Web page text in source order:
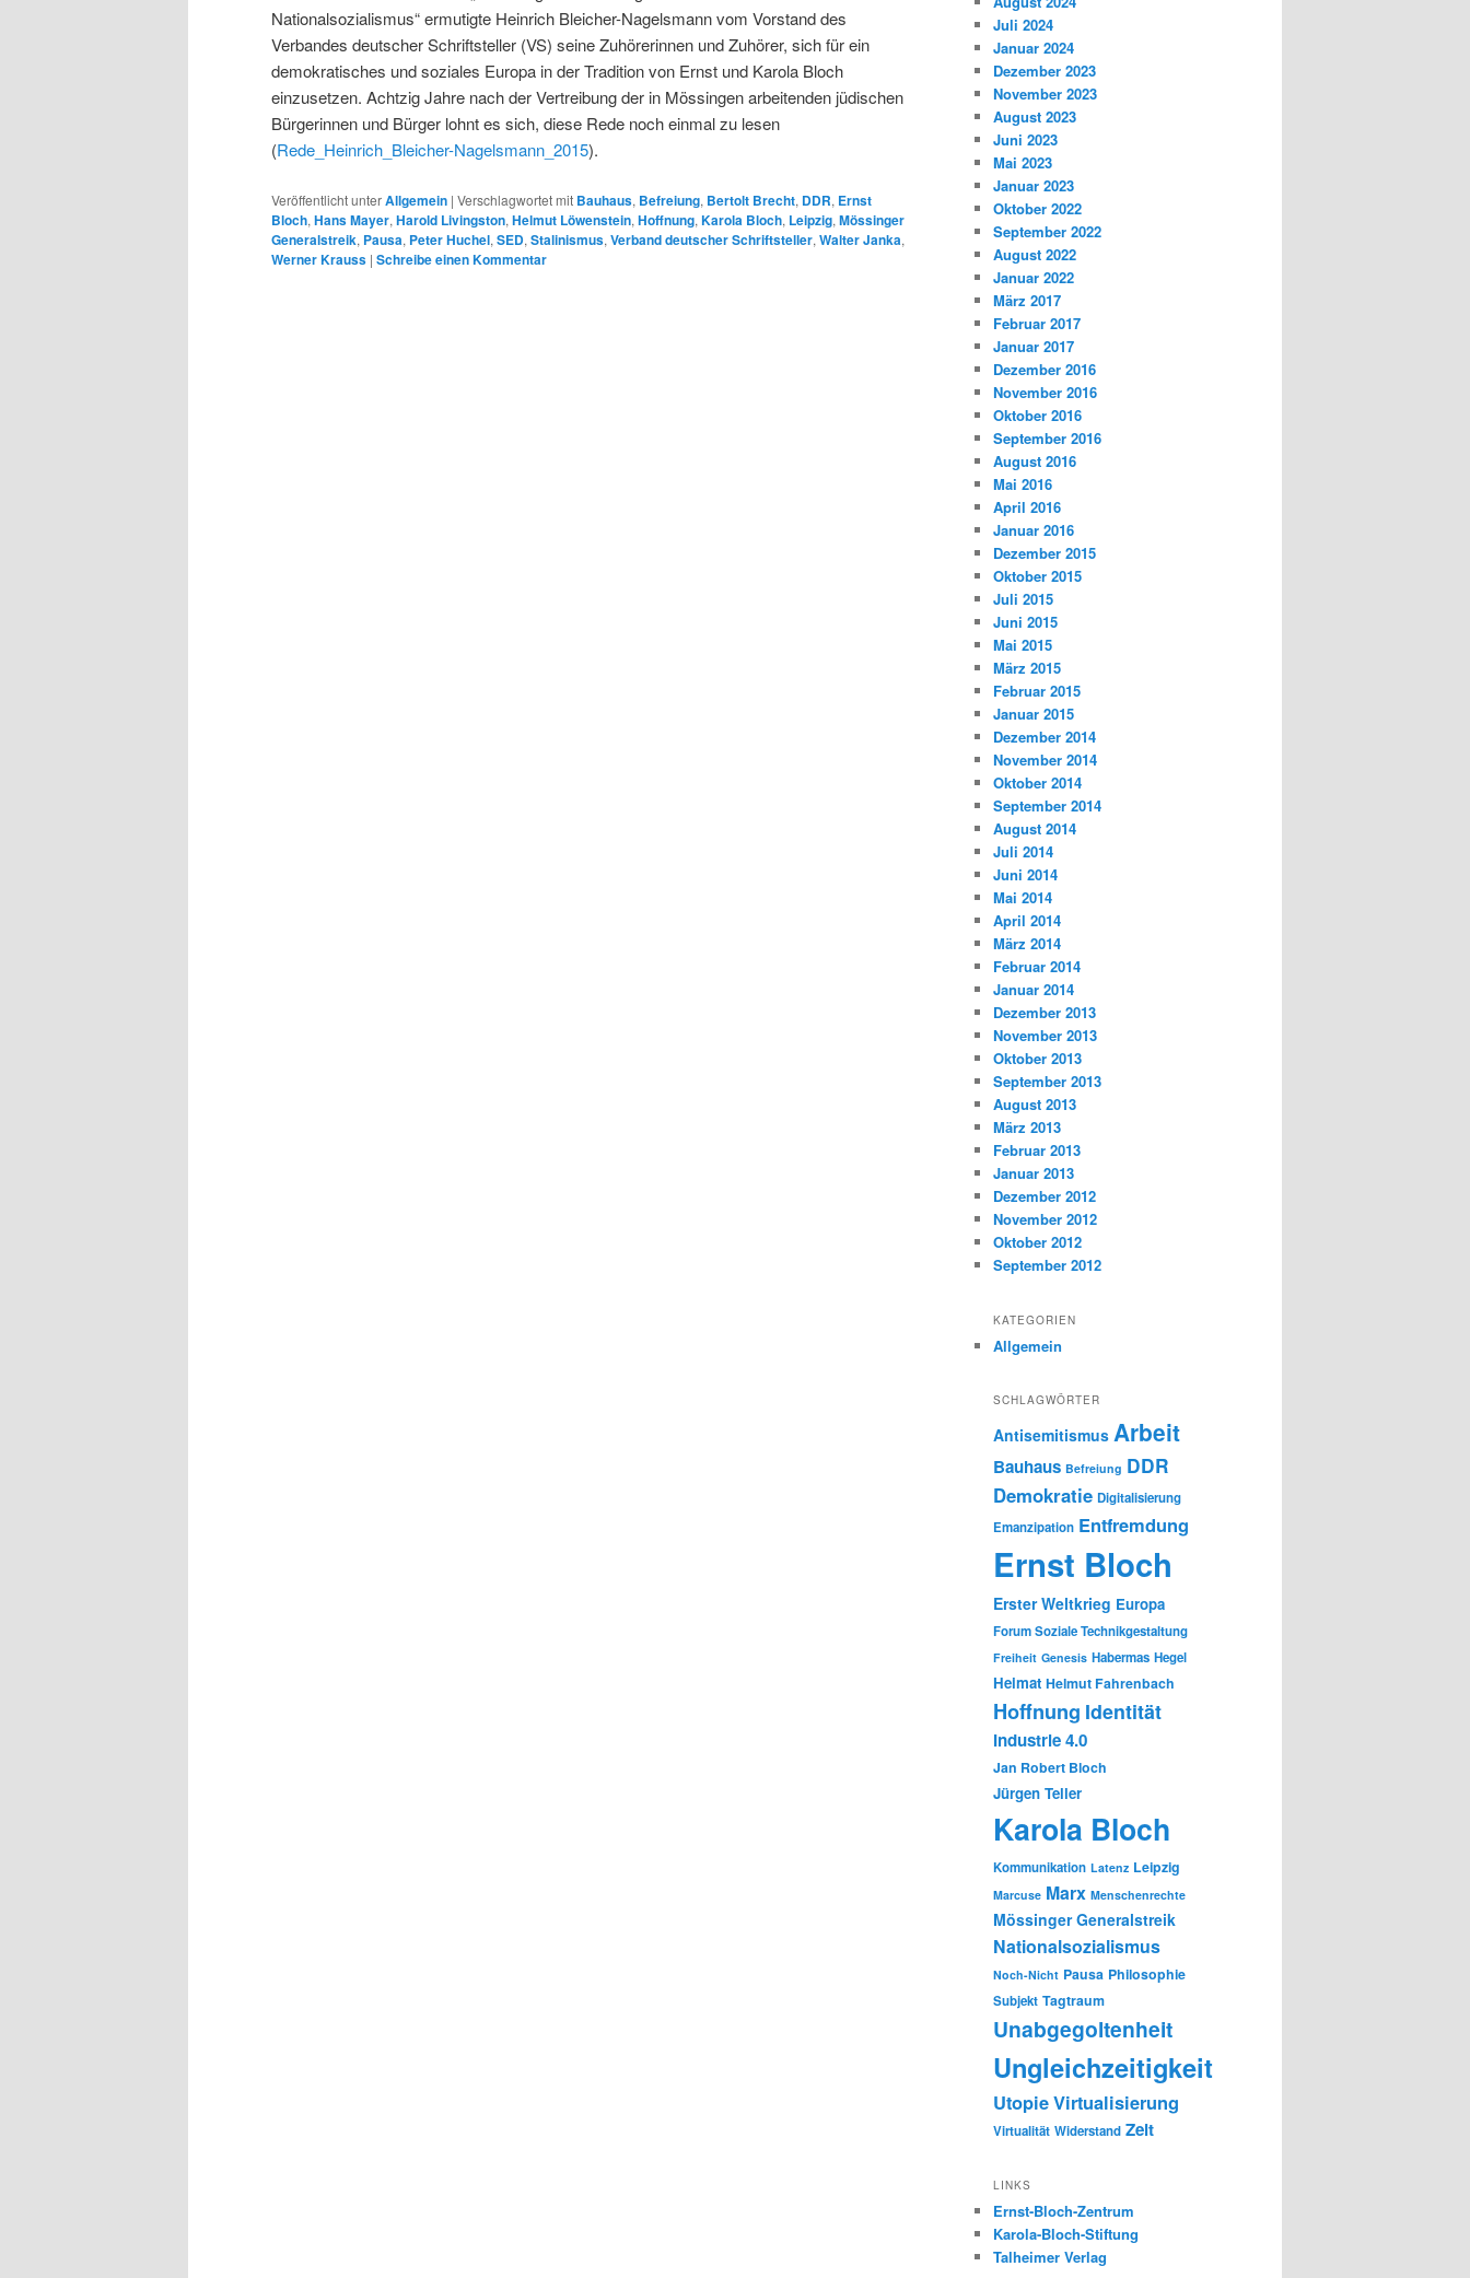
Nationalsozialismus“ ermutigte Heinrich Bleicher-Nagelsmann vom Vorstand des
Verbandes deutscher Schriftsteller (VS) seine Zuhörerinnen und Zuhörer, sich für ein
demokratisches und soziales Europa in der Tradition von Ernst und Karola Bloch
einzusetzen. Achtzig Jahre nach der Vertreibung der in Mössingen arbeitenden jüdischen
Bürgerinnen und Bürger lohnt es sich, diese Rede noch einmal zu lesen
(Rede_Heinrich_Bleicher-Nagelsmann_2015).
Veröffentlicht unterAllgemein | Verschlagwortet mit Bauhaus, Befreiung, Bertolt Brecht, DDR, Ernst
Bloch, Hans Mayer, Harold Livingston, Helmut Löwenstein, Hoffnung, Karola Bloch, Leipzig, Mössinger
Generalstreik, Pausa, Peter Huchel, SED, Stalinismus, Verband deutscher Schriftsteller, Walter Janka,
Werner Krauss | Schreibe einen Kommentar
Juli 2024
Januar 2024
Dezember 2023
November 2023
August 2023
Juni 2023
Mai 2023
Januar 2023
Oktober 2022
September 2022
August 2022
Januar 2022
März 2017
Februar 2017
Januar 2017
Dezember 2016
November 2016
Oktober 2016
September 2016
August 2016
Mai 2016
April 2016
Januar 2016
Dezember 2015
Oktober 2015
Juli 2015
Juni 2015
Mai 2015
März 2015
Februar 2015
Januar 2015
Dezember 2014
November 2014
Oktober 2014
September 2014
August 2014
Juli 2014
Juni 2014
Mai 2014
April 2014
März 2014
Februar 2014
Januar 2014
Dezember 2013
November 2013
Oktober 2013
September 2013
August 2013
März 2013
Februar 2013
Januar 2013
Dezember 2012
November 2012
Oktober 2012
September 2012
KATEGORIEN
Allgemein
SCHLAGWÖRTER
Antisemitismus Arbeit
Bauhaus Befreiung DDR
Demokratie Digitalisierung
Emanzipation Entfremdung
Ernst Bloch
Erster Weltkrieg Europa
Forum Soziale Technikgestaltung
Freiheit Genesis Habermas Hegel
Heimat Helmut Fahrenbach
Hoffnung Identität
Industrie 4.0
Jan Robert Bloch
Jürgen Teller
Karola Bloch
Kommunikation Latenz Leipzig
Marcuse Marx Menschenrechte
Mössinger Generalstreik
Nationalsozialismus
Noch-Nicht Pausa Philosophie
Subjekt Tagtraum
Unabgegoltenheit
Ungleichzeitigkeit
UtopieVirtualisierung
Virtualität Widerstand Zeit
LINKS
Ernst-Bloch-Zentrum
Karola-Bloch-Stiftung
Talheimer Verlag